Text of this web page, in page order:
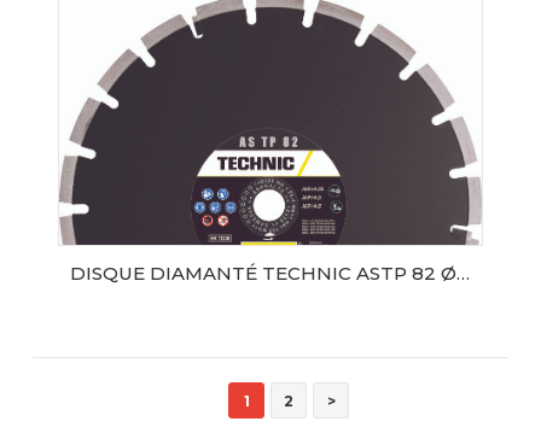
AJOUTER AU PANIER
DISQUE DIAMANTÉ TECHNIC ASTP 82 Ø300 SAMEDIA
1 2 >